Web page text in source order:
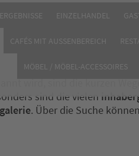
EINZELHANDEL
CAFÉS MIT AUSSENBEREICH
MÖBEL / MÖBEL-ACCESSOIRES
wird, sind die kurzen
sind die vielen
. Über die Suche